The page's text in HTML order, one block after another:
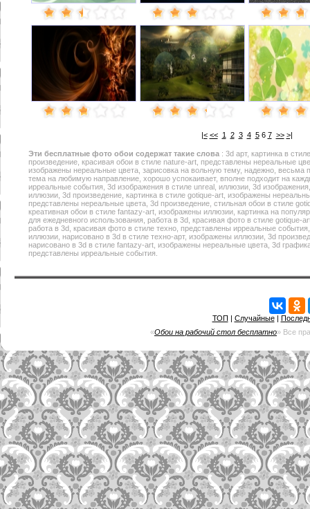
|< << 1 2 3 4 5 6 7 >> >|
Эти бесплатные фото обои содержат такие слова : 3d арт, картинка в
произведение, красивая обои в стиле nature-art, представлены нереальные
изображены нереальные цвета, зарисовка на вольную тему, надежно, весьма
тема на любимую направление, хорошо успокаивает, вполне подходит на
ирреальные события, 3d изображения в стиле unreal, иллюзии, 3d
иллюзии, 3d произведение, картинка в стиле gotique-art, изображены
представлены нереальные цвета, 3d произведение, стильная обои в стиле
креативная обои в стиле fantazy-art, изображены иллюзии, картинка на
для ежедневного использования, работа в 3d, красивая фото в стиле gotique-
работа в 3d, красивая фото в стиле техно, представлены ирреальные
иллюзии, нарисовано в 3d в стиле техно-арт, изображены иллюзии, 3d
нарисовано в 3d в стиле fantazy-art, изображены нереальные цвета, 3d
представлены ирреальные события.
ТОП | Случайные|
«Обои на рабочий стол бесплатно» Все